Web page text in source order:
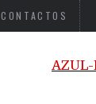
CONTACTOS